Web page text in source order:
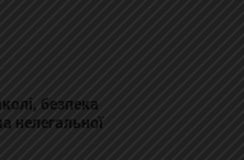
безпека
нелегальної